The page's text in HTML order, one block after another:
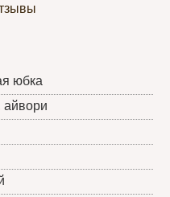
юбка
айвори